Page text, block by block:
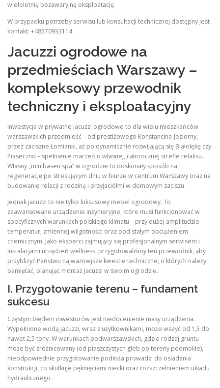
wieloletnią bezawaryjną eksploatację.
W przypadku potrzeby serwisu lub konsultacji technicznej dostępny jest
kontakt: +48570933114
Jacuzzi ogrodowe na
przedmieściach Warszawy –
kompleksowy przewodnik
techniczny i eksploatacyjny
Inwestycja w prywatne jacuzzi ogrodowe to dla wielu mieszkańców
warszawskich przedmieść – od prestiżowego Konstancina-Jeziorny,
przez zaciszne Łomianki, aż po dynamicznie rozwijającą się Białołękę czy
Piaseczno – spełnienie marzeń o własnej, całorocznej strefie relaksu.
Własny „minibasen spa” w ogrodzie to doskonały sposób na
regenerację po stresującym dniu w biurze w centrum Warszawy oraz na
budowanie relacji z rodziną i przyjaciółmi w domowym zaciszu.
Jednak jacuzzi to nie tylko luksusowy mebel ogrodowy. To
zaawansowane urządzenie inżynieryjne, które musi funkcjonować w
specyficznych warunkach polskiego klimatu – przy dużej amplitudzie
temperatur, zmiennej wilgotności oraz pod stałym obciążeniem
chemicznym. Jako eksperci zajmujący się profesjonalnym serwisem i
instalacjami urządzeń wellness, przygotowaliśmy ten przewodnik, aby
przybliżyć Państwu najważniejsze kwestie techniczne, o których należy
pamiętać, planując montaż jacuzzi w swoim ogrodzie.
I. Przygotowanie terenu – fundament
sukcesu
Częstym błędem inwestorów jest niedocenienie masy urządzenia.
Wypełnione wodą jacuzzi, wraz z użytkownikami, może ważyć od 1,5 do
nawet 2,5 tony. W warunkach podwarszawskich, gdzie rodzaj gruntu
może być zróżnicowany (od piaszczystych gleb po tereny podmokłe),
nieodpowiednie przygotowanie podłoża prowadzi do osiadania
konstrukcji, co skutkuje pęknięciami niecki oraz rozszczelnieniem układu
hydraulicznego.